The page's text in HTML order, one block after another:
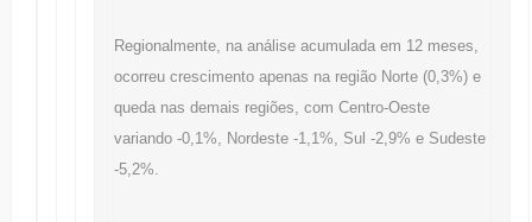
Regionalmente, na análise acumulada em 12 meses,
ocorreu crescimento apenas na região Norte (0,3%) e
queda nas demais regiões, com Centro-Oeste
variando -0,1%, Nordeste -1,1%, Sul -2,9% e Sudeste
-5,2%.